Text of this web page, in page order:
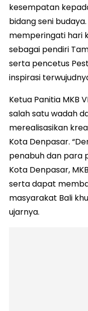
kesempatan
bidang seni
memperingati hari
sebagai pendiri
serta pencetus
inspirasi
Ketua Panitia MKB
salah satu wadah
merealisasikan
Kota Denpasar.
penabuh dan para
Kota Denpasar,
serta dapat
masyarakat Bali
ujarnya.